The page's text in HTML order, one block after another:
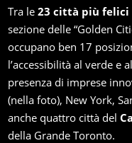
Tra le 23 città più felici
sezione delle “Golden
occupano ben 17
l’accessibilità al verde e
presenza di imprese
(nella foto), New York,
anche quattro città del
della Grande Toronto.